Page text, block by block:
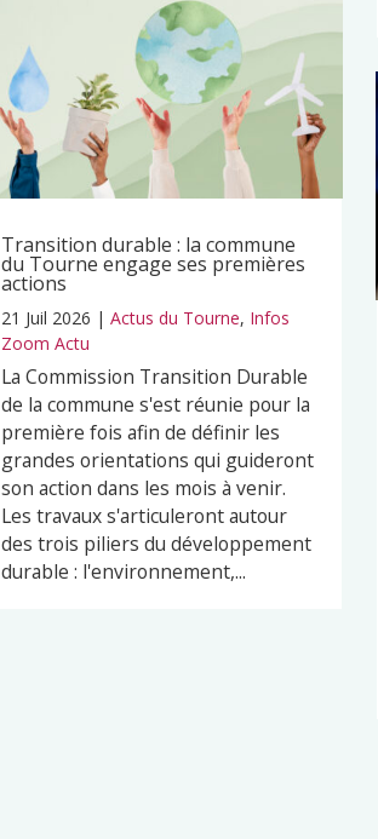
Transition durable : la commune
du Tourne engage ses premières
actions
21 Juil 2026 | Actus du Tourne, Infos
Zoom Actu
La Commission Transition Durable
de la commune s'est réunie pour la
première fois afin de définir les
grandes orientations qui guideront
son action dans les mois à venir.
Les travaux s'articuleront autour
des trois piliers du développement
durable : l'environnement,...